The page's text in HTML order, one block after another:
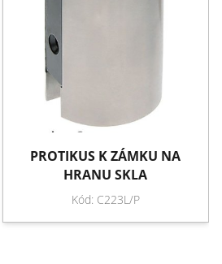
PROTIKUS K ZÁMKU NA
HRANU SKLA
Kód: C223L/P